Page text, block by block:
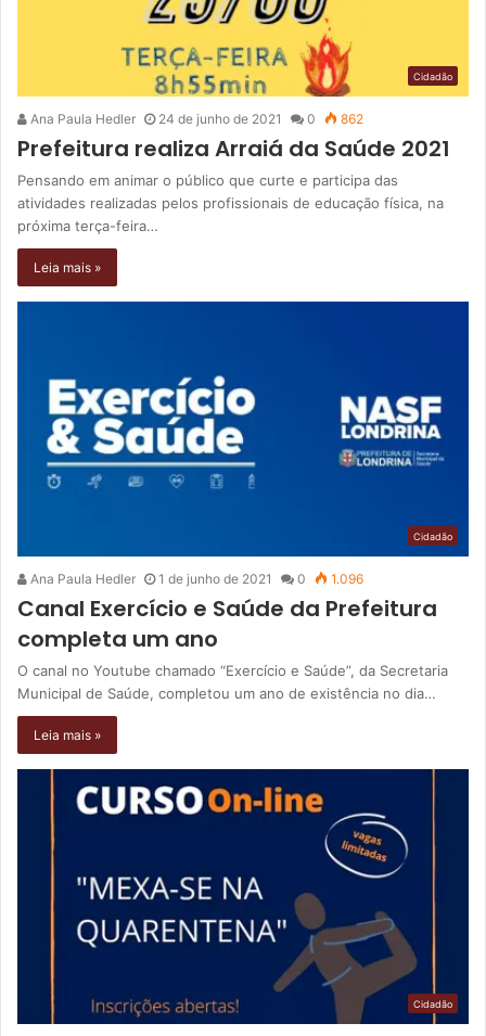
Cidadão
Ana Paula Hedler 24 de junho de 2021 0 862
Prefeitura realiza Arraiá da Saúde 2021
Pensando em animar o público que curte e participa das
atividades realizadas pelos profissionais de educação física, na
próxima terça-feira…
Leia mais »
Cidadão
Ana Paula Hedler 1 de junho de 2021 0 1.096
Canal Exercício e Saúde da Prefeitura
completa um ano
O canal no Youtube chamado “Exercício e Saúde”, da Secretaria
Municipal de Saúde, completou um ano de existência no dia…
Leia mais »
Cidadão